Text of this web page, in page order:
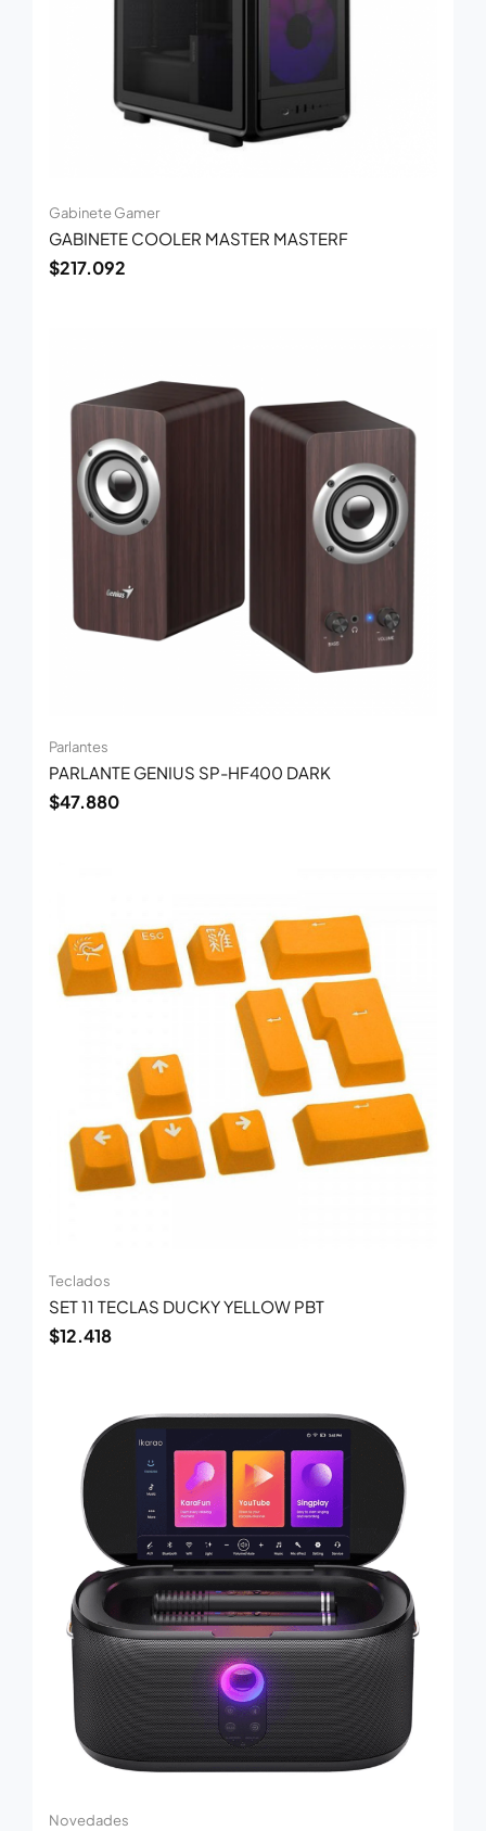
Gabinete Gamer
GABINETE COOLER MASTER MASTERF
$217.092
Parlantes
PARLANTE GENIUS SP-HF400 DARK
$47.880
Teclados
SET 11 TECLAS DUCKY YELLOW PBT
$12.418
Novedades
original
$1.076.923.
actual
$700.000.